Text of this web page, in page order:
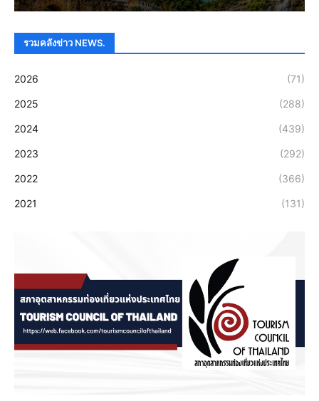
รวมคลังข่าว NEWS.
2026 (71)
2025 (288)
2024 (439)
2023 (292)
2022 (366)
2021 (131)